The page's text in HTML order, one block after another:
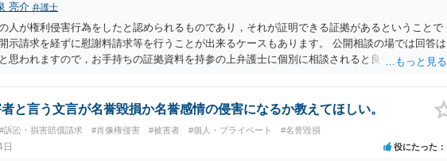
亮介 弁護士
人が権利侵害行為をしたと認められるものであり，それが証明できる証拠があるということで
示請求を経ずに慰謝料請求等を行うことが出来るケースもあります。 公開相談の場では回答は
思われますので，お手持ちの証拠資料を持参の上弁護士に個別に相談されると良いでしょう。
と言う文言が名誉毀損か名誉感情の侵害になるか教えてほしい。
#訴訟・損害賠償請求 #肖像権侵害 #被害者 #個人・プライベート #名誉毀損
日 役にたった